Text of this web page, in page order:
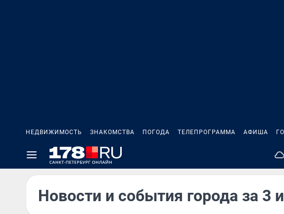
НЕДВИЖИМОСТЬ ЗНАКОМСТВА ПОГОДА ТЕЛЕПРОГРАММА АФИША
Новости и события города за 3